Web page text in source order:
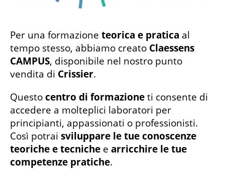
Per una formazione teorica e pratica al
tempo stesso, abbiamo creato Claessens
CAMPUS, disponibile nel nostro punto
vendita di Crissier.
Questocentro di formazioneti consente di
accedere a molteplici laboratori per
principianti, appassionati o professionisti.
Così potrai sviluppare le tueconoscenze
teoriche e tecniche e arricchire le tue
competenze pratiche.